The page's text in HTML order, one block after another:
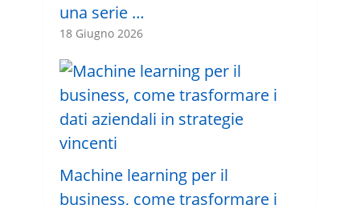
una serie …
18 Giugno 2026
Machine learning per il
business, come trasformare i